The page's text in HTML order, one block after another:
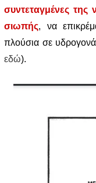
συντεταγμένες της
σιωπής, να
πλούσια σε
εδώ).